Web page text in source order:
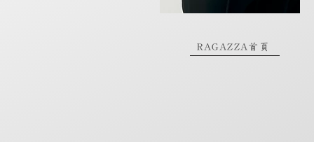
RAGAZZA首頁